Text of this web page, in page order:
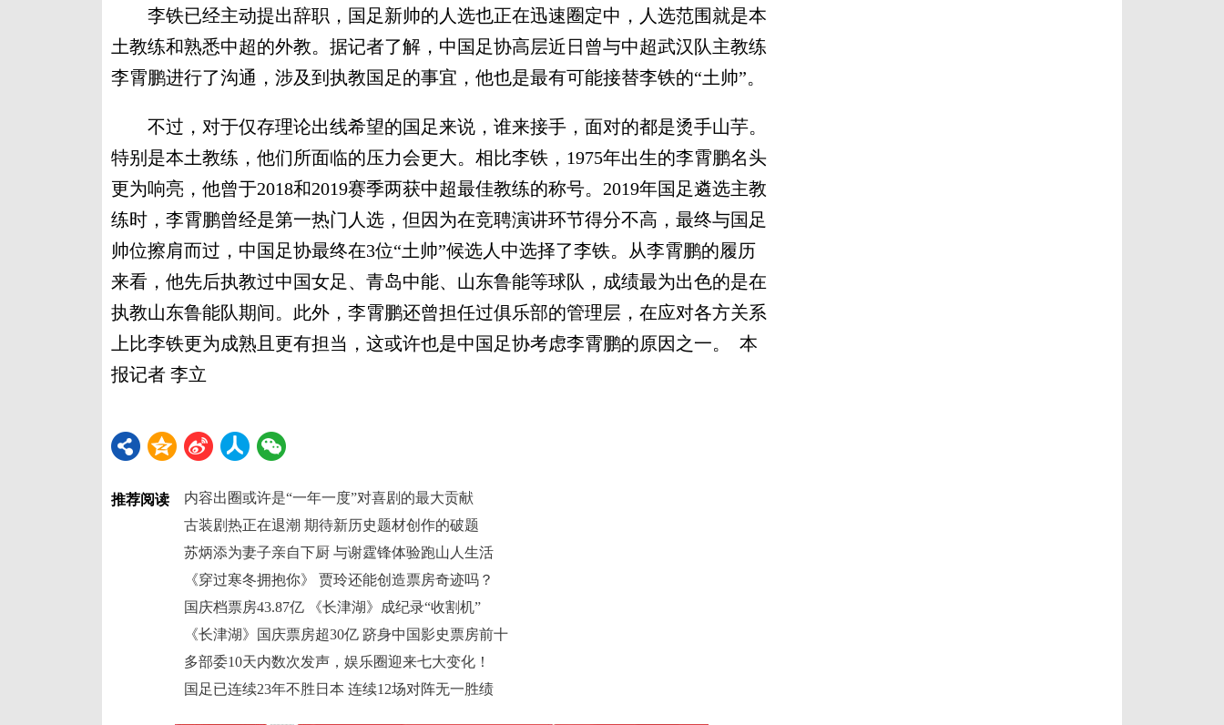
李铁已经主动提出辞职，国足新帅的人选也正在迅速圈定中，人选范围就是本
土教练和熟悉中超的外教。据记者了解，中国足协高层近日曾与中超武汉队主教练
李霄鹏进行了沟通，涉及到执教国足的事宜，他也是最有可能接替李铁的“土帅”。
不过，对于仅存理论出线希望的国足来说，谁来接手，面对的都是烫手山芋。
特别是本土教练，他们所面临的压力会更大。相比李铁，1975年出生的李霄鹏名头
更为响亮，他曾于2018和2019赛季两获中超最佳教练的称号。2019年国足遴选主教
练时，李霄鹏曾经是第一热门人选，但因为在竞聘演讲环节得分不高，最终与国足
帅位擦肩而过，中国足协最终在3位“土帅”候选人中选择了李铁。从李霄鹏的履历
来看，他先后执教过中国女足、青岛中能、山东鲁能等球队，成绩最为出色的是在
执教山东鲁能队期间。此外，李霄鹏还曾担任过俱乐部的管理层，在应对各方关系
上比李铁更为成熟且更有担当，这或许也是中国足协考虑李霄鹏的原因之一。 本
报记者 李立
推荐阅读
内容出圈或许是“一年一度”对喜剧的最大贡献
古装剧热正在退潮 期待新历史题材创作的破题
苏炳添为妻子亲自下厨 与谢霆锋体验跑山人生活
《穿过寒冬拥抱你》 贾玲还能创造票房奇迹吗？
国庆档票房43.87亿 《长津湖》成纪录“收割机”
《长津湖》国庆票房超30亿 跻身中国影史票房前十
多部委10天内数次发声，娱乐圈迎来七大变化！
国足已连续23年不胜日本 连续12场对阵无一胜绩